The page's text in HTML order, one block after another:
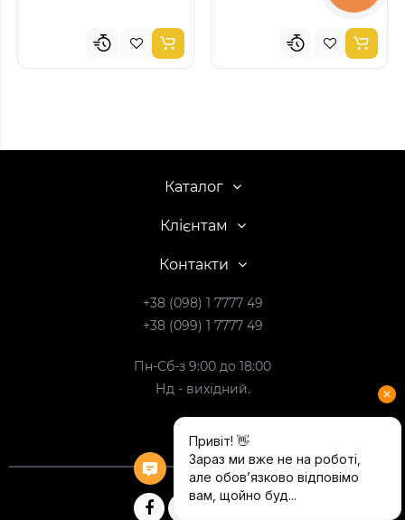
Каталог
Клієнтам
Контакти
+38 (098) 1 7777 49
+38 (099) 1 7777 49
Пн-Сб-з 9:00 до 18:00
Нд - вихідний.